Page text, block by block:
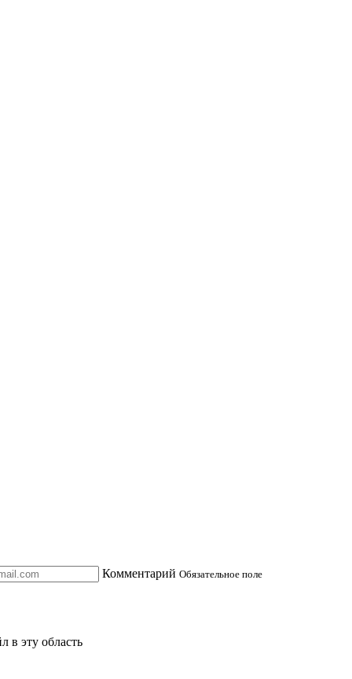
Комментарий Обязательное поле
в эту область